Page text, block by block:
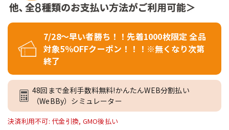
7/28～早い者勝ち！！先着1000枚限定 全品
対象5％OFFクーポン！！！※無くなり次第
終了
48回まで金利手数料無料!かんたんWEB分割払い
（WeBBy）シミュレーター
決済利用不可: 代金引換, GMO後払い